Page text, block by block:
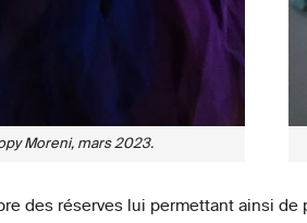
Moreni, mars 2023.
des réserves lui permettant ainsi